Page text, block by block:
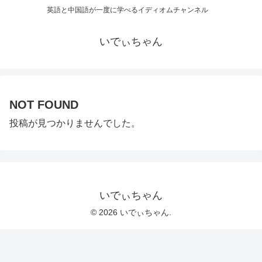
英語と中国語が一度に学べるイディオムチャンネル
いでぃちゃん
NOT FOUND
投稿が見つかりませんでした。
いでぃちゃん
© 2026 いでぃちゃん.